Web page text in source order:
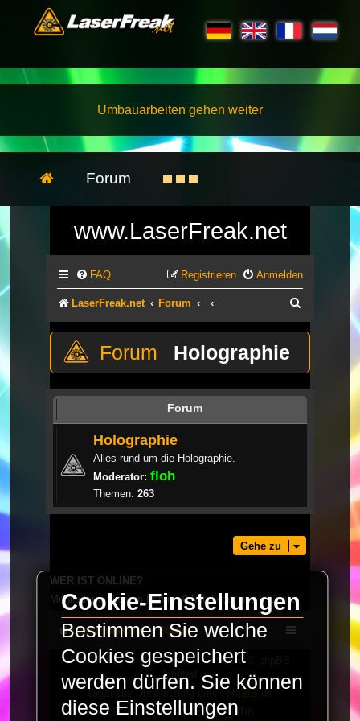
Umbauarbeiten gehen weiter
Forum
www.LaserFreak.net
FAQ Anmelden
Registrieren
LaserFreak.net Forum
Holographie
Forum
Holographie
Alles rund um die Holographie.
Moderator: floh
Themen: 263
Gehe zu
WER IST ONLINE?
Mitglieder in diesem Forum: 0 Mitglieder und 2 Gäste
LaserFreak.net Forum
Powered byphpBB® Forum Software © phpBB
Limited
phpBB.de
PRIVACY_LINK|TERMS_LINK
Cookie-Einstellungen
Bestimmen Sie welche
Cookies gespeichert
werden dürfen. Sie können
diese Einstellungen